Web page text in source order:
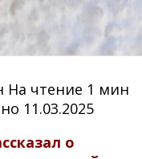
На чтение 1 мин
11.03.2025
о